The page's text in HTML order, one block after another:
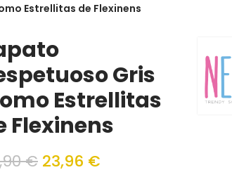
Estrellitas de Flexinens
Gris
Estrellitas
Flexinens
€ 23,96 €